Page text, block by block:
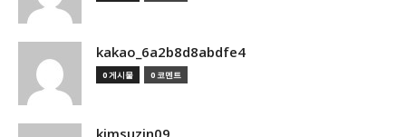
kakao_6a2b8d8abdfe4
0 게시물 0 코멘트
kimsuzin09